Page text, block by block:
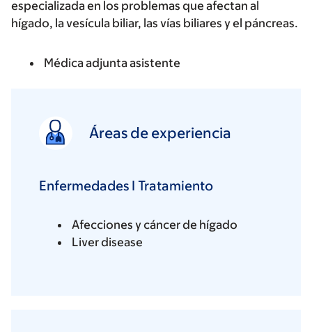
especializada en los problemas que afectan al
hígado, la vesícula biliar, las vías biliares y el páncreas.
Médica adjunta asistente
Áreas de experiencia
Enfermedades I Tratamiento
Afecciones y cáncer de hígado
Liver disease